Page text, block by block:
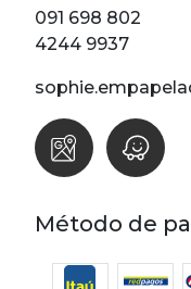
091 698 802
4244 9937
Método de